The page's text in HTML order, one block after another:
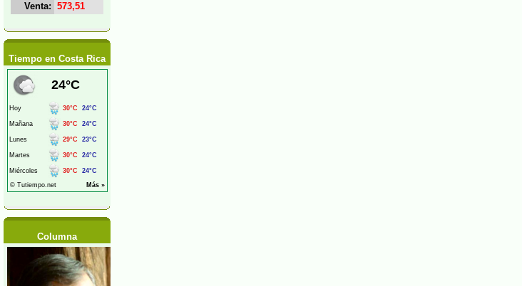
Venta: 573,51
Tiempo en Costa Rica
Columna